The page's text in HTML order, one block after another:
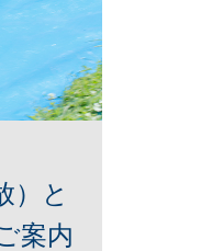
）と
案内